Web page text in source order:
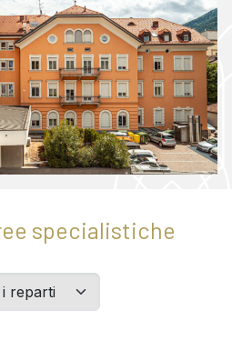
specialistiche
Filtern
Sie